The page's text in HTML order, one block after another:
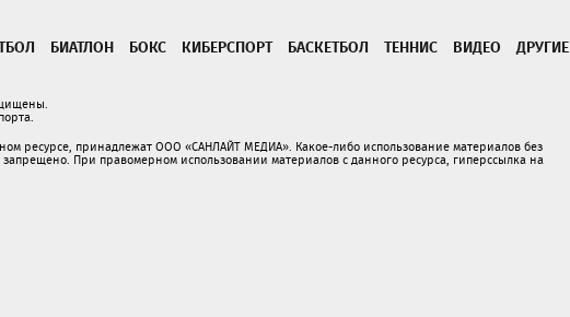
БИАТЛОН БОКС КИБЕРСПОРТ БАСКЕТБОЛ ТЕННИС ВИДЕО ДРУГИЕ
ресурсе, принадлежат ООО «САНЛАЙТ МЕДИА». Какое-либо использование материалов без
При правомерном использовании материалов с данного ресурса, гиперссылка на